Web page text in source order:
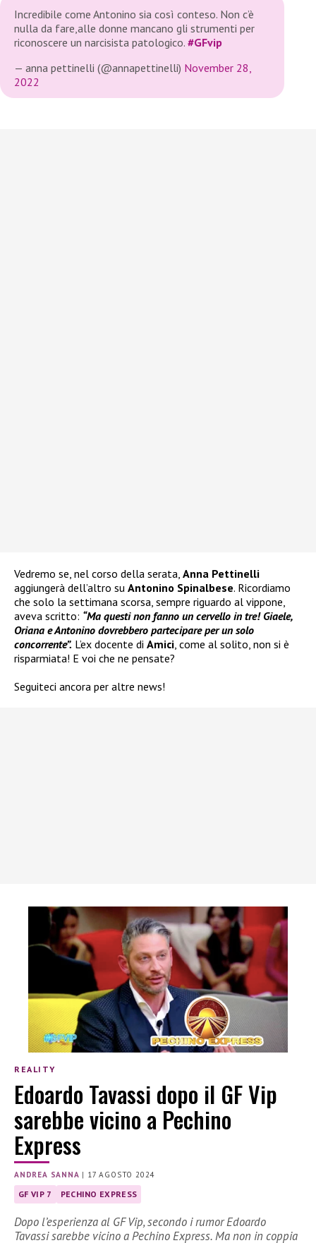
Incredibile come Antonino sia così conteso. Non c’è
nulla da fare,alle donne mancano gli strumenti per
riconoscere un narcisista patologico. #GFvip
— anna pettinelli (@annapettinelli) November 28,
2022
Vedremo se, nel corso della serata, Anna Pettinelli
aggiungerà dell’altro su Antonino Spinalbese. Ricordiamo
che solo la settimana scorsa, sempre riguardo al vippone,
aveva scritto: “Ma questi non fanno un cervello in tre! Giaele,
Oriana e Antonino dovrebbero partecipare per un solo
concorrente”. L’ex docente di Amici, come al solito, non si è
risparmiata! E voi che ne pensate?
Seguiteci ancora per altre news!
REALITY
Edoardo Tavassi dopo il GF Vip
sarebbe vicino a Pechino
Express
ANDREA SANNA | 17 AGOSTO 2024
GF VIP 7 PECHINO EXPRESS
Dopo l’esperienza al GF Vip, secondo i rumor Edoardo
Tavassi sarebbe vicino a Pechino Express. Ma non in coppia